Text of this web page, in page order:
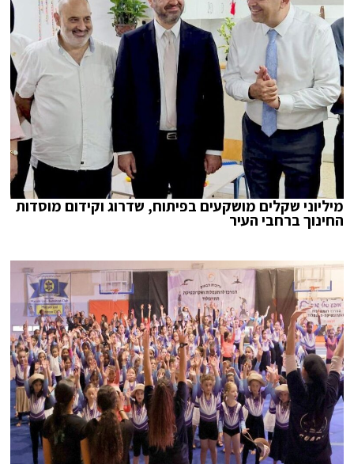
מיליוני שקלים מושקעים בפיתוח, שדרוג וקידום מוסדות
החינוך ברחבי העיר